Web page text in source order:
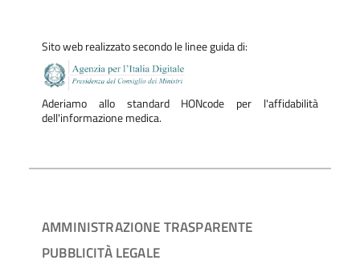
Sito web realizzato secondo le linee guida di:
Aderiamo allo standard HONcode per l'affidabilità
dell'informazione medica.
AMMINISTRAZIONE TRASPARENTE
PUBBLICITÀ LEGALE